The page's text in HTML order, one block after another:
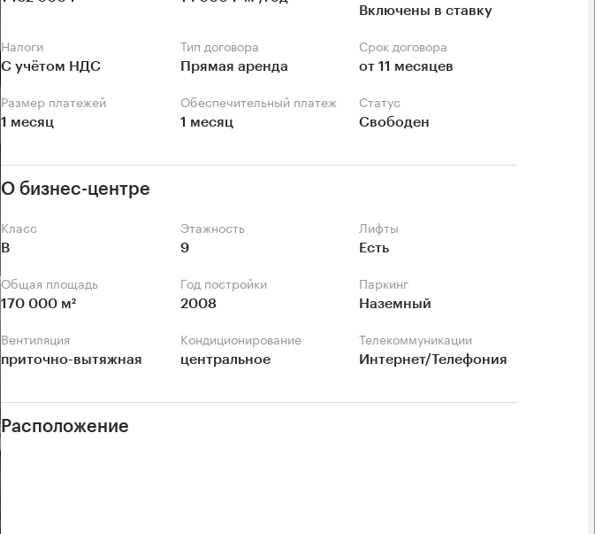
Включены в ставку
Налоги
С учётом НДС
Тип договора
Прямая аренда
Срок договора
от 11 месяцев
Размер платежей
1 месяц
Обеспечительный платеж
1 месяц
Статус
Свободен
О бизнес-центре
Класс
B
Этажность
9
Лифты
Есть
Общая площадь
170 000 м²
Год постройки
2008
Паркинг
Наземный
Вентиляция
приточно-вытяжная
Кондиционирование
центральное
Телекоммуникации
Интернет/Телефония
Расположение